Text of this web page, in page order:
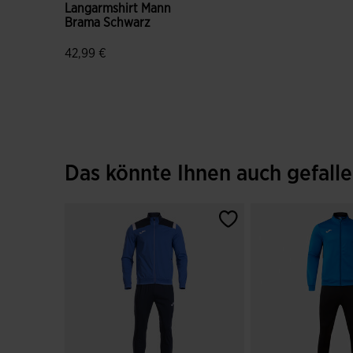
Langarmshirt Mann
Brama Schwarz
42,99 €
Das könnte Ihnen auch